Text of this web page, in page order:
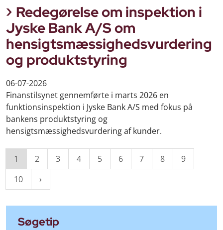
Redegørelse om inspektion i
Jyske Bank A/S om
hensigtsmæssighedsvurdering
og produktstyring
06-07-2026
Finanstilsynet gennemførte i marts 2026 en
funktionsinspektion i Jyske Bank A/S med fokus på
bankens produktstyring og
hensigtsmæssighedsvurdering af kunder.
1 2 3 4 5 6 7 8
9
10
Søgetip